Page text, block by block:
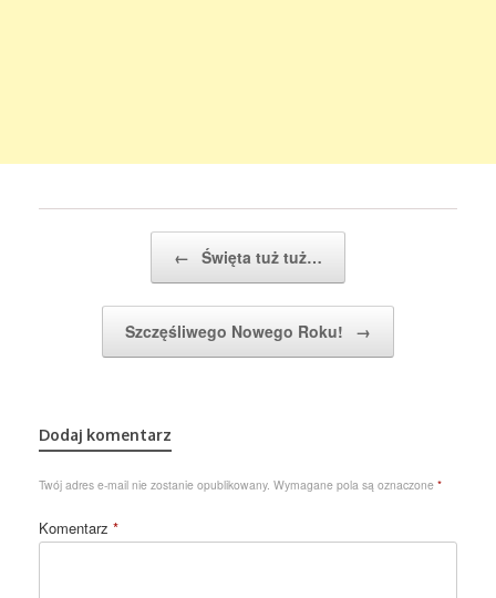
← Święta tuż tuż…
Szczęśliwego Nowego Roku! →
Dodaj komentarz
Twój adres e-mail nie zostanie opublikowany. Wymagane pola są oznaczone *
Komentarz *